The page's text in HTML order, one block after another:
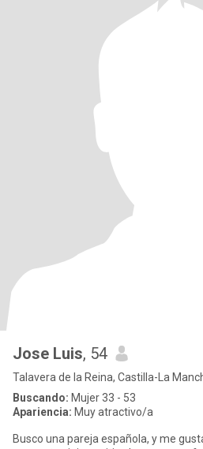
Jose Luis, 54
Talavera de la Reina, Castilla-La
Buscando: Mujer 33 - 53
Apariencia: Muy atractivo/a
Busco una pareja española, y me